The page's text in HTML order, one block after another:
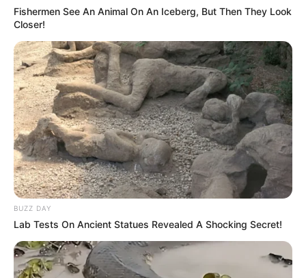
Informationen unterwww.exploratorium-potsdam.de.
Jagdschloss Stern in Potsdam - Das vorbildlich
restaurierte, von 1730 bis 1732 in der Parforceheide
erbaute Jagdschloss ist seit 2007 wieder für die
Öffentlichkeit zugänglich. Informationen unterwww.j
agdschloss-stern.de.
Berliner S-Bahn-Museum - Unmittelbar an der
Berliner Stadtgrenze nach Potsdam, aber noch auf
Potsdamer Gebiet, zeigt das Museum gegenüber
des S-Bahnhofs Griebnitzsee eine Vielzahl
interessanter Exponate, die mit der Berliner S-Bahn
Fahrkartenautomaten, Bahnhofsschilder, die
Hebelbank eines Stellwerks und weiteres.
Informationen unter www.s-bahn-museum.de
Fishermen See An Animal On An Iceberg, But Then They Look
Closer!
BUZZ DAY
Lab Tests On Ancient Statues Revealed A Shocking Secret!